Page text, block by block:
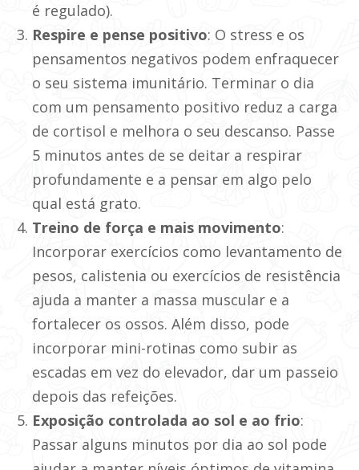
é regulado).
Respire e pense positivo: O stress e os
pensamentos negativos podem enfraquecer
o seu sistema imunitário. Terminar o dia
com um pensamento positivo reduz a carga
de cortisol e melhora o seu descanso. Passe
5 minutos antes de se deitar a respirar
profundamente e a pensar em algo pelo
qual está grato.
Treino de força e mais movimento:
Incorporar exercícios como levantamento de
pesos, calistenia ou exercícios de resistência
ajuda a manter a massa muscular e a
fortalecer os ossos. Além disso, pode
incorporar mini-rotinas como subir as
escadas em vez do elevador, dar um passeio
depois das refeições.
Exposição controlada ao sol e ao frio:
Passar alguns minutos por dia ao sol pode